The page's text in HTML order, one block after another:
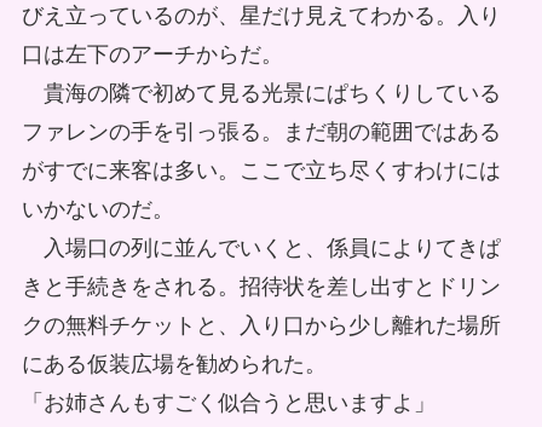
びえ立っているのが、星だけ見えてわかる。入り
口は左下のアーチからだ。
貴海の隣で初めて見る光景にぱちくりしている
ファレンの手を引っ張る。まだ朝の範囲ではある
がすでに来客は多い。ここで立ち尽くすわけには
いかないのだ。
入場口の列に並んでいくと、係員によりてきぱ
きと手続きをされる。招待状を差し出すとドリン
クの無料チケットと、入り口から少し離れた場所
にある仮装広場を勧められた。
「お姉さんもすごく似合うと思いますよ」